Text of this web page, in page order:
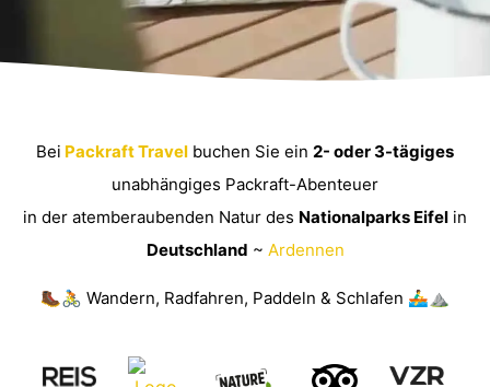
Bei Packraft Travel buchen Sie ein 2- oder 3-tägiges
unabhängiges Packraft-Abenteuer
in der atemberaubenden Natur des Nationalparks Eifel in
Deutschland ~ Ardennen
🥾🚴 Wandern, Radfahren, Paddeln & Schlafen 🚣‍♂️⛰️